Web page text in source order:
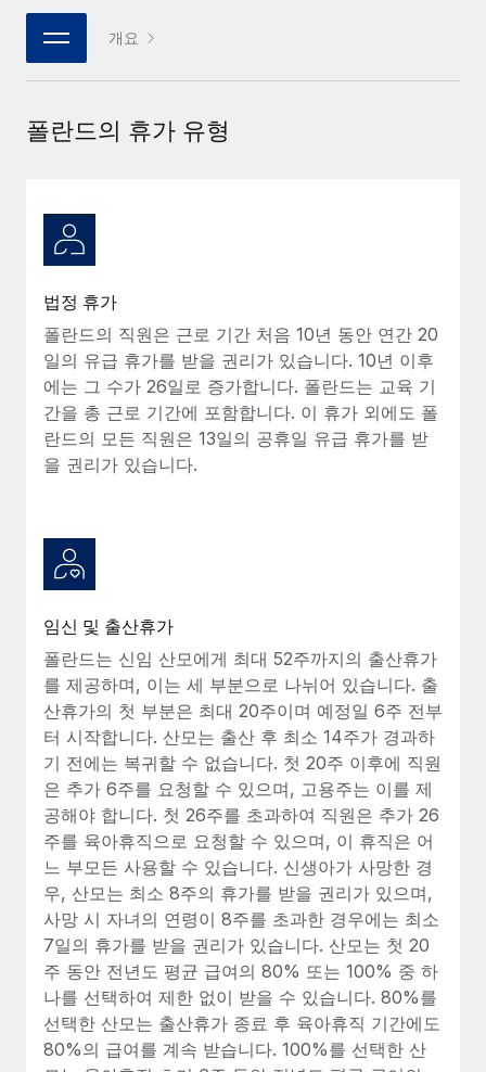
통합
핵심 비즈니스 도구로 프로세스를 간소화
전문가 상담
신원 조사
채용 후보자 심사 프로세스 간소화
Compliance Watchtower
기기 관리
전 세계 IT 장비 제공 및 추적 관리
법인 설립
법인 설립을 빠르고 준법적으로 지원
직원 해외 이전을 간편하게 처리
복리후생
손쉬운 직원 복리후생 관리
플랫폼에 글로벌 HR을 유연하게 통합
Remote와의 파트너십 기회 탐색
Remote Build
곧 제공 예정
사례 연구
이벤트
급여 및 인재 인사이트
모든 리소스 보기
글로벌 급여
EOR 및 PEO
계약자 관리
블로그 둘러보기
Remote 제품 관련 소식: Gusto 및 Xero와의 통합과
Remote Contractor Management Plus
Remote의 사명은 모든 규모의 기업이 전 세계 어디서든 업무에 가
장 적합 사람을 찾아 채용 및 관리하고 급여를 지급하도록 돕는 것
입니다. 이를 위해 최근 몇 주 동안 새로운...
자세히 알아보기
Shootsta가 Remote를 통해 네 개의 시장에서 글로벌
채용을 확장한 방법
비디오 콘텐츠를 활용한 마케팅이 계속해서 인기를 끌면서, 기업들
에게는 흥미롭고 전문적인 비디오 제작이 어느 때보다 중요해졌습
니다. 그러나 대부분의 회사들은 그렇게 높은 품질의...
자세히 알아보기
한국어
개요
폴란드의 휴가 유형
법정 휴가
폴란드의 직원은 근로 기간 처음 10년 동안 연간 20
일의 유급 휴가를 받을 권리가 있습니다. 10년 이후
에는 그 수가 26일로 증가합니다. 폴란드는 교육 기
간을 총 근로 기간에 포함합니다. 이 휴가 외에도 폴
란드의 모든 직원은 13일의 공휴일 유급 휴가를 받
을 권리가 있습니다.
임신 및 출산휴가
폴란드는 신임 산모에게 최대 52주까지의 출산휴가
를 제공하며, 이는 세 부분으로 나뉘어 있습니다. 출
산휴가의 첫 부분은 최대 20주이며 예정일 6주 전부
터 시작합니다. 산모는 출산 후 최소 14주가 경과하
기 전에는 복귀할 수 없습니다. 첫 20주 이후에 직원
은 추가 6주를 요청할 수 있으며, 고용주는 이를 제
공해야 합니다. 첫 26주를 초과하여 직원은 추가 26
주를 육아휴직으로 요청할 수 있으며, 이 휴직은 어
느 부모든 사용할 수 있습니다. 신생아가 사망한 경
우, 산모는 최소 8주의 휴가를 받을 권리가 있으며,
사망 시 자녀의 연령이 8주를 초과한 경우에는 최소
7일의 휴가를 받을 권리가 있습니다. 산모는 첫 20
주 동안 전년도 평균 급여의 80% 또는 100% 중 하
나를 선택하여 제한 없이 받을 수 있습니다. 80%를
선택한 산모는 출산휴가 종료 후 육아휴직 기간에도
80%의 급여를 계속 받습니다. 100%를 선택한 산